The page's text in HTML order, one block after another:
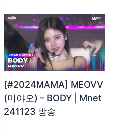
[#2024MAMA] MEOVV
(미야오) – BODY | Mnet
241123 방송